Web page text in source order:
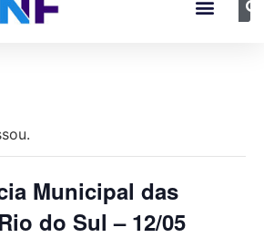
Municipal das
do Sul – 12/05